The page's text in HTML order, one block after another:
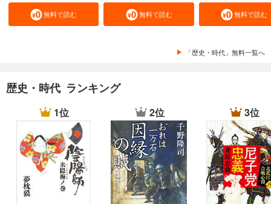
無料で読む 無料で読む 無料で読む
「歴史・時代」無料一覧へ
歴史・時代 ランキング
1位 2位 3位